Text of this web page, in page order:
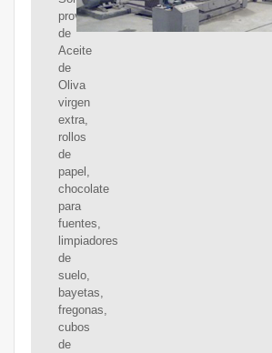
proveedores
de
Aceite
de
Oliva
virgen
extra,
rollos
de
papel,
chocolate
para
fuentes,
limpiadores
de
suelo,
bayetas,
fregonas,
cubos
de